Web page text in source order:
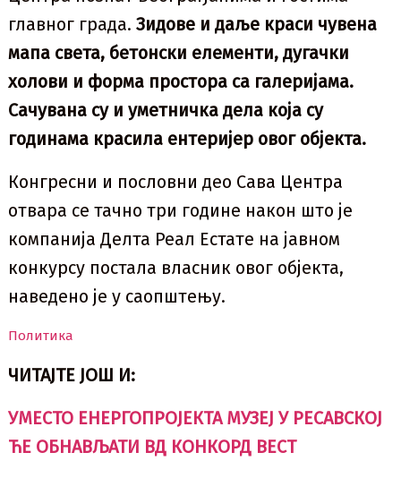
главног града.Зидове и даље краси чувена
мапа света, бетонски елементи, дугачки
холови и форма простора са галеријама.
Сачувана су и уметничка дела која су
годинама красила ентеријер овог објекта.
Конгресни и пословни део Сава Центра
отвара се тачно три године након што је
компанија Делта Реал Естате на јавном
конкурсу постала власник овог објекта,
наведено је у саопштењу.
Политика
ЧИТАЈТЕ ЈОШ И:
УМЕСТО ЕНЕРГОПРОЈЕКТА МУЗЕЈ У РЕСАВСКОЈ
ЋЕ ОБНАВЉАТИ ВД КОНКОРД ВЕСТ